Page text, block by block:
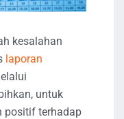
kesalahan
laporan
untuk
positif terhadap